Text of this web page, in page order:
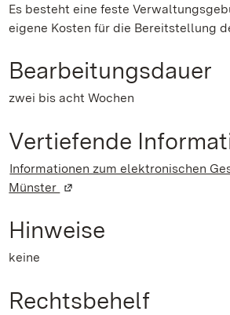
Es besteht eine feste
eigene Kosten für die Bereitstellung
Bearbeitungsdauer
zwei bis acht Wochen
Vertiefende
Informationen zum elektronischen
Münster (Wird in einem neuen
Hinweise
keine
Rechtsbehelf